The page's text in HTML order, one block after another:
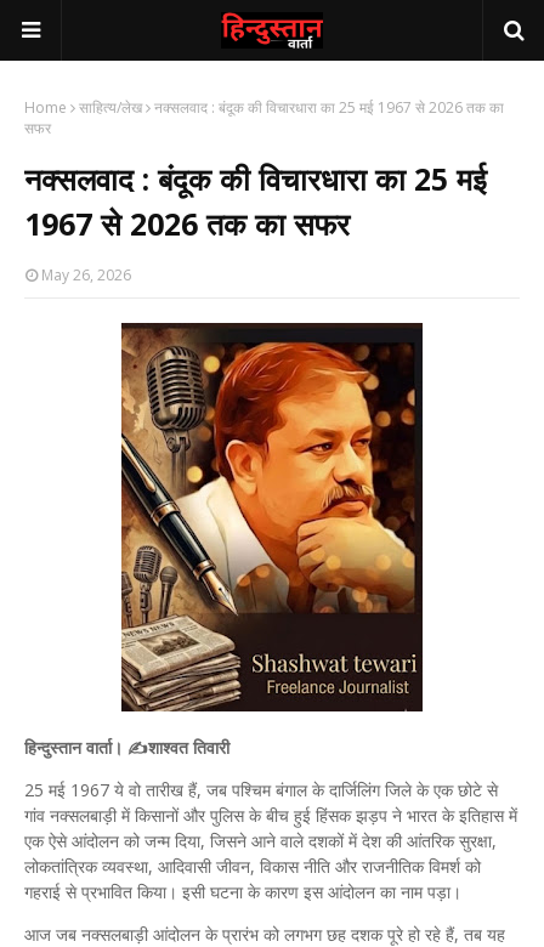
Home साहित्य/लेख नक्सलवाद : बंदूक की विचारधारा का 25 मई 1967 से 2026 तक का
सफर
नक्सलवाद : बंदूक की विचारधारा का 25 मई
1967 से 2026 तक का सफर
May 26, 2026
हिन्दुस्तान वार्ता। ✍️शाश्वत तिवारी
25 मई 1967 ये वो तारीख हैं, जब पश्चिम बंगाल के दार्जिलिंग जिले के एक छोटे से
गांव नक्सलबाड़ी में किसानों और पुलिस के बीच हुई हिंसक झड़प ने भारत के इतिहास में
एक ऐसे आंदोलन को जन्म दिया, जिसने आने वाले दशकों में देश की आंतरिक सुरक्षा,
लोकतांत्रिक व्यवस्था, आदिवासी जीवन, विकास नीति और राजनीतिक विमर्श को
गहराई से प्रभावित किया। इसी घटना के कारण इस आंदोलन का नाम पड़ा।
आज जब नक्सलबाड़ी आंदोलन के प्रारंभ को लगभग छह दशक पूरे हो रहे हैं, तब यह